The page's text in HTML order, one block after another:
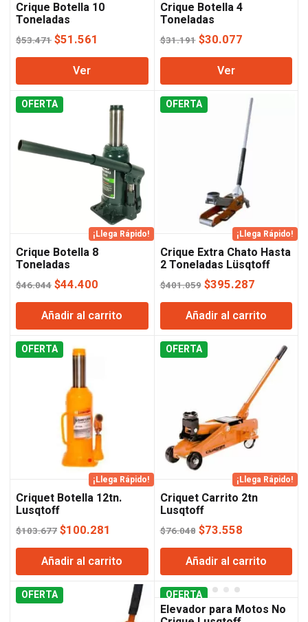
Crique Botella 10
Toneladas
$53.471 El
precio
original
era:
$53.471.
$51.561
precio
es:
$51.561.
Ver
Crique Botella 4
Toneladas
$31.191 El
precio
original
era:
$31.191.
$30.077El
precio
es:
$30.077.
Ver
OFERTA
¡Llega Rápido!
Crique Botella 8
Toneladas
$46.044 El
precio
original
era:
$46.044.
$44.400
precio
actual
es:
Añadir al carrito
OFERTA
¡Llega Rápido!
Crique Extra Chato Hasta
2 Toneladas Lüsqtoff
$401.059 El
precio
original
era:
$395.287El
precio
actual
es:
$395.287.
Añadir al carrito
OFERTA
¡Llega Rápido!
Criquet Botella 12tn.
Lusqtoff
$103.677 El
precio
original
era:
$100.281
precio
actual
es:
$100.281.
Añadir al carrito
OFERTA
¡Llega Rápido!
Criquet Carrito 2tn
Lusqtoff
$76.048 El
precio
original
era:
$76.048.
$73.558El
precio
actual
es:
Añadir al carrito
OFERTA OFERTA
Elevador para Motos No